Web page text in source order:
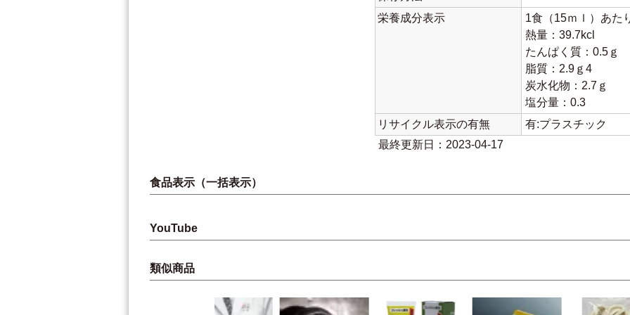
栄養成分表示
1食（15ｍｌ）あた
熱量：39.7kcl
たんぱく質：0.5ｇ
脂質：2.9ｇ4
炭水化物：2.7ｇ
塩分量：0.3
リサイクル表示の有無
有:プラスチック
最終更新日：2023-04-17
食品表示（一括表示）
YouTube
類似商品